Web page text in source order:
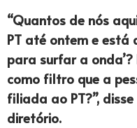
“Quantos de nós
PT até ontem e está
para surfar a
como filtro que a
filiada ao PT?”,
diretório.